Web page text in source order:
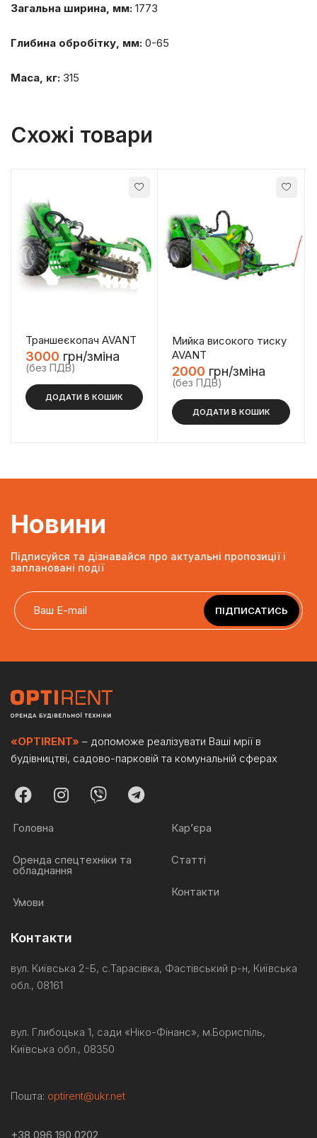
Загальна ширина, мм: 1773
Глибина обробітку, мм: 0-65
Маса, кг: 315
Схожі товари
Траншеєкопач AVANT
3000 грн/зміна
(без ПДВ)
ДОДАТИ В КОШИК
Мийка високого тиску
AVANT
2000 грн/зміна
(без ПДВ)
ДОДАТИ В КОШИК
Новини
Підписуйся та дізнавайся про актуальні пропозиції і
заплановані події
ПІДПИСАТИСЬ
«OPTIRENT» – допоможе реалізувати Ваші мрії в
будівництві, садово-парковій та комунальній сферах
Головна
Оренда спецтехніки та
обладнання
Умови
Кар’єра
Статті
Контакти
Контакти
вул. Київська 2-Б, с.Тарасівка, Фастівський р-н, Київська
обл., 08161
вул. Глибоцька 1, сади «Ніко-Фінанс», м.Бориспіль,
Київська обл., 08350
Пошта: optirent@ukr.net
+38 096 190 0202